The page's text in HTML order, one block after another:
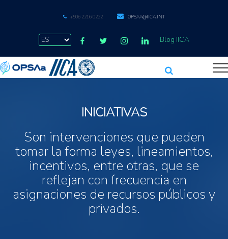
+506 2216 0222 OPSAA@IICA.INT
Blog IICA
INICIATIVAS
Son intervenciones que pueden
tomar la forma leyes, lineamientos,
incentivos, entre otras, que se
reflejan con frecuencia en
asignaciones de recursos públicos y
privados.